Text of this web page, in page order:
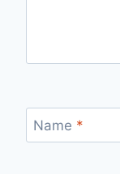
Name *